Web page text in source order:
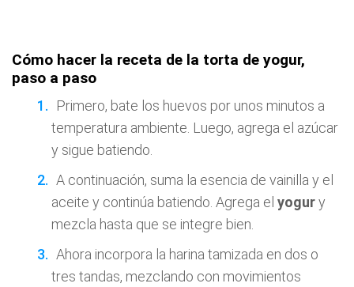
Cómo hacer la receta de la torta de yogur,
paso a paso
Primero, bate los huevos por unos minutos a
temperatura ambiente. Luego, agrega el azúcar
y sigue batiendo.
A continuación, suma la esencia de vainilla y el
aceite y continúa batiendo. Agrega el yogury
mezcla hasta que se integre bien.
Ahora incorpora la harina tamizada en dos o
tres tandas, mezclando con movimientos